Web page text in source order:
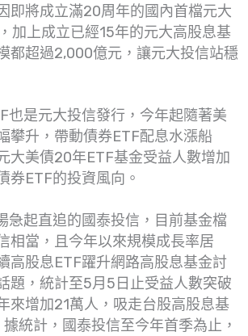
即將成立滿20周年的國內首檔元大
加上成立已經15年的元大高股息基
都超過2,000億元，讓元大投信站穩
也是元大投信發行，今年起隨著美
攀升，帶動債券ETF配息水漲船
大美債20年ETF基金受益人數增加
券ETF的投資風向。
急起直追的國泰投信，目前基金檔
相當，且今年以來規模成長率居
高股息ETF躍升網路高股息基金討
題，統計至5月5日止受益人數突破
來增加21萬人，吸走台股高股息基
統計，國泰投信至今年首季為止，